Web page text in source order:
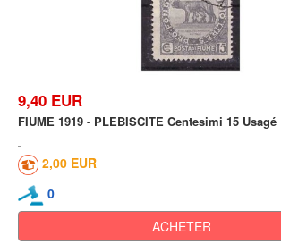
9,40 EUR
FIUME 1919 - PLEBISCITE Centesimi 15 Usagé
2,00 EUR
0
ACHETER